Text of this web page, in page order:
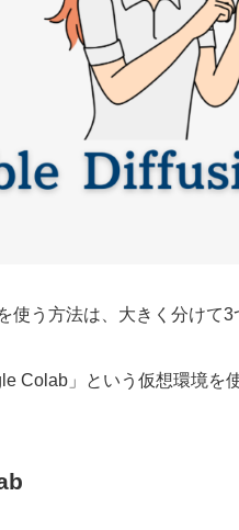
使う方法は、大きく分けて3
Colab」という仮想環境を